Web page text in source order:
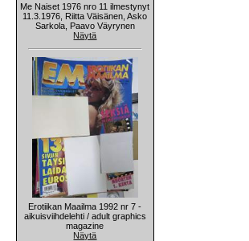
Me Naiset 1976 nro 11 ilmestynyt
11.3.1976, Riitta Väisänen, Asko
Sarkola, Paavo Väyrynen
Näytä
Erotiikan Maailma 1992 nr 7 -
aikuisviihdelehti / adult graphics
magazine
Näytä